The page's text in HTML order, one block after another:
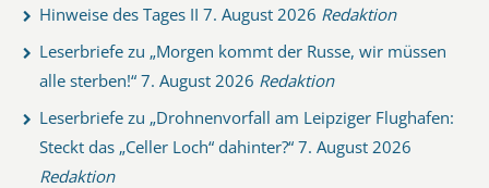
Hinweise des Tages II 7. August 2026 Redaktion
Leserbriefe zu „Morgen kommt der Russe, wir müssen
alle sterben!“ 7. August 2026 Redaktion
Leserbriefe zu „Drohnenvorfall am Leipziger Flughafen:
Steckt das „Celler Loch“ dahinter?“ 7. August 2026
Redaktion